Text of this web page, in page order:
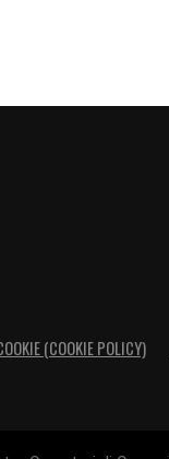
(COOKIE POLICY)